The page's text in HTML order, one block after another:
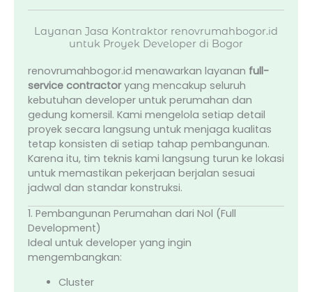
Layanan Jasa Kontraktor renovrumahbogor.id
untuk Proyek Developer di Bogor
renovrumahbogor.id menawarkan layanan full-
service contractoryang mencakup seluruh
kebutuhan developer untuk perumahan dan
gedung komersil. Kami mengelola setiap detail
proyek secara langsung untuk menjaga kualitas
tetap konsisten di setiap tahap pembangunan.
Karena itu, tim teknis kami langsung turun ke lokasi
untuk memastikan pekerjaan berjalan sesuai
jadwal dan standar konstruksi.
1. Pembangunan Perumahan dari Nol (Full
Development)
Ideal untuk developer yang ingin
mengembangkan:
Cluster